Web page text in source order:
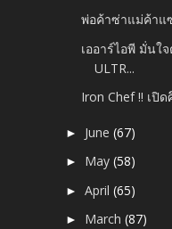
พ่อค้าซ่าแม่ค้าแ
เออาร์ไอพี มั่นใ
ULTR...
Iron Chef !! เปิ
► June(67)
► May(58)
►April(65)
► March(87)